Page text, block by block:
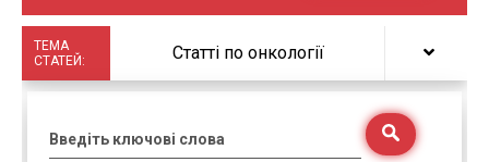
ТЕМА
СТАТЕЙ:
Статті по онкології
Введіть ключові слова